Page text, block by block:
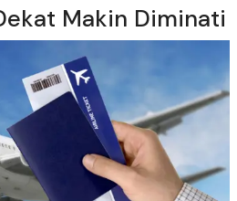
Makin Diminati